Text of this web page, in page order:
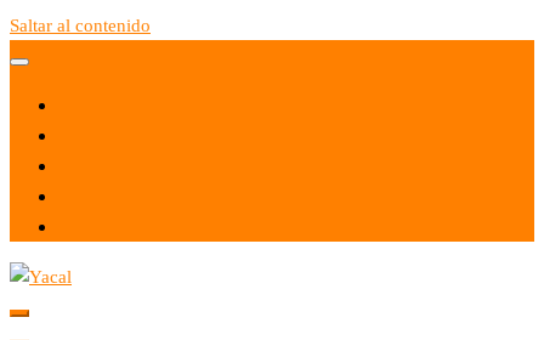
Saltar al contenido